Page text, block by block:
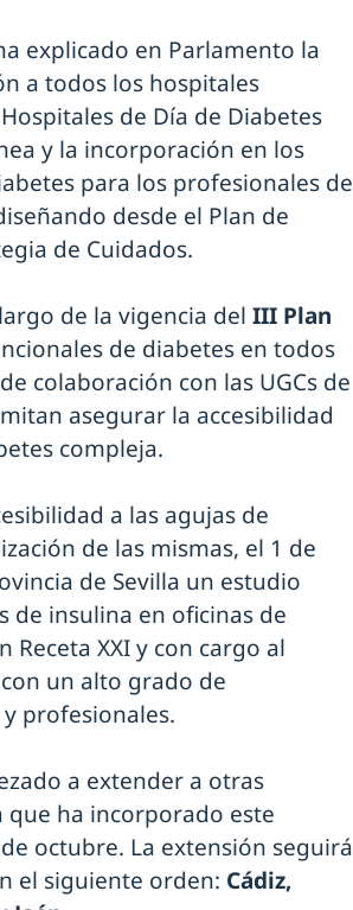
explicado en Parlamento la
a todos los hospitales
de Día de Diabetes
y la incorporación en los
para los profesionales de
desde el Plan de
de Cuidados.
de la vigencia del III Plan
de diabetes en todos
colaboración con las UGCs de
asegurar la accesibilidad
compleja.
a las agujas de
de las mismas, el 1 de
de Sevilla un estudio
de insulina en oficinas de
XXI y con cargo al
un alto grado de
profesionales.
a extender a otras
que ha incorporado este
octubre. La extensión seguirá
el siguiente orden: Cádiz,